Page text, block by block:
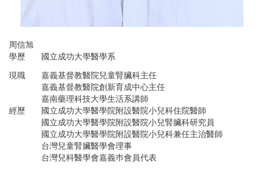
周信旭
學歷
國立成功大學醫學系
現職
嘉義基督教醫院兒童腎臟科主任
嘉義基督教醫院創新育成中心主任
嘉南藥理科技大學生活系講師
經歷
國立成功大學醫學院附設醫院小兒科住院醫師
國立成功大學醫學院附設醫院小兒腎臟科研究員
國立成功大學醫學院附設醫院小兒科兼任主治醫師
台灣兒童腎臟醫學會理事
台灣兒科醫學會嘉義巿會員代表